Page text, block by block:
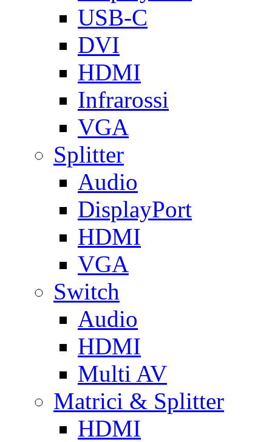
USB-C
DVI
HDMI
Infrarossi
VGA
Splitter
Audio
DisplayPort
HDMI
VGA
Switch
Audio
HDMI
Multi AV
Matrici & Splitter
HDMI